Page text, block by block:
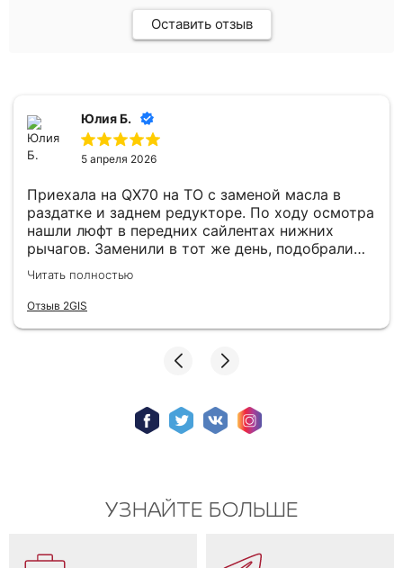
Оставить отзыв
Юлия Б.
5 апреля 2026
Приехала на QX70 на ТО с заменой масла в
раздатке и заднем редукторе. По ходу осмотра
нашли люфт в передних сайлентах нижних
рычагов. Заменили в тот же день, подобрали
хорошие аналоги (оригинал не горел). Теперь
машина стоит на дороге как влитая. В зоне
ожидания кофе, вайфай, все на уровне.
грамотный специалист!
Читать полностью
Отзыв 2GIS
УЗНАЙТЕ БОЛЬШЕ